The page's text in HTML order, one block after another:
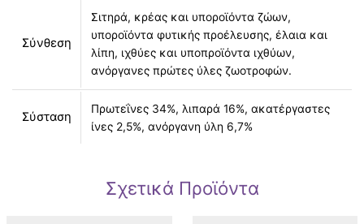
Σύνθεση
Σιτηρά, κρέας και υποροϊόντα ζώων,
υποροϊόντα φυτικής προέλευσης, έλαια και
λίπη, ιχθύες και υποπροϊόντα ιχθύων,
ανόργανες πρώτες ύλες ζωοτροφών.
Σύσταση
Πρωτεΐνες 34%, λιπαρά 16%, ακατέργαστες
ίνες 2,5%, ανόργανη ύλη 6,7%
Σχετικά Προϊόντα